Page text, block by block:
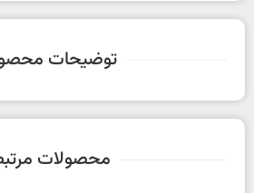
توضیحات
محصولات